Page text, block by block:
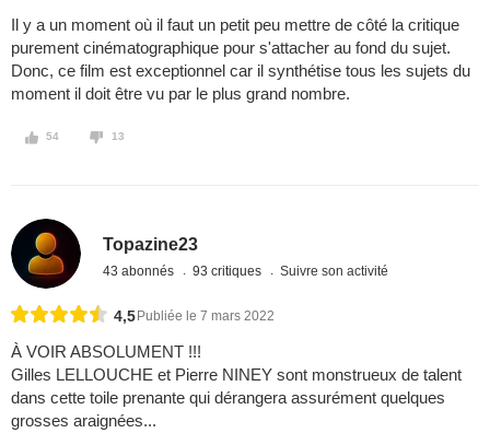
Il y a un moment où il faut un petit peu mettre de côté la critique
purement cinématographique pour s'attacher au fond du sujet.
Donc, ce film est exceptionnel car il synthétise tous les sujets du
moment il doit être vu par le plus grand nombre.
54 13
Topazine23
43 abonnés 93 critiques Suivre son activité
4,5 Publiée le 7 mars 2022
À VOIR ABSOLUMENT !!!
Gilles LELLOUCHE et Pierre NINEY sont monstrueux de talent
dans cette toile prenante qui dérangera assurément quelques
grosses araignées...